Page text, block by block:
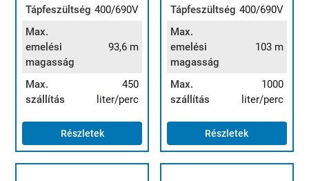
Tápfeszültség 400/690V
Max.
emelési
magasság
93,6 m
Max.
szállítás
450
liter/perc
Részletek
Tápfeszültség 400/690V
Max.
emelési
magasság
103 m
Max.
szállítás
1000
liter/perc
Részletek